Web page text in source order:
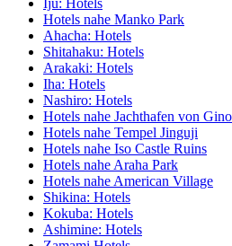
Hotels nahe Manko Park
Ahacha: Hotels
Shitahaku: Hotels
Arakaki: Hotels
Iha: Hotels
Nashiro: Hotels
Hotels nahe Jachthafen von
Hotels nahe Tempel Jinguji
Hotels nahe Iso Castle Ruins
Hotels nahe Araha Park
Hotels nahe American Village
Shikina: Hotels
Kokuba: Hotels
Ashimine: Hotels